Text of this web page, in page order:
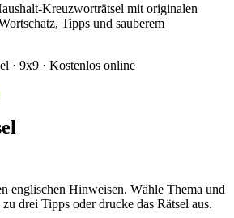
Kreuzworträtsel mit originalen
Tipps und sauberem
· 9x9 · Kostenlos online
englischen Hinweisen. Wähle Thema und
drei Tipps oder drucke das Rätsel aus.